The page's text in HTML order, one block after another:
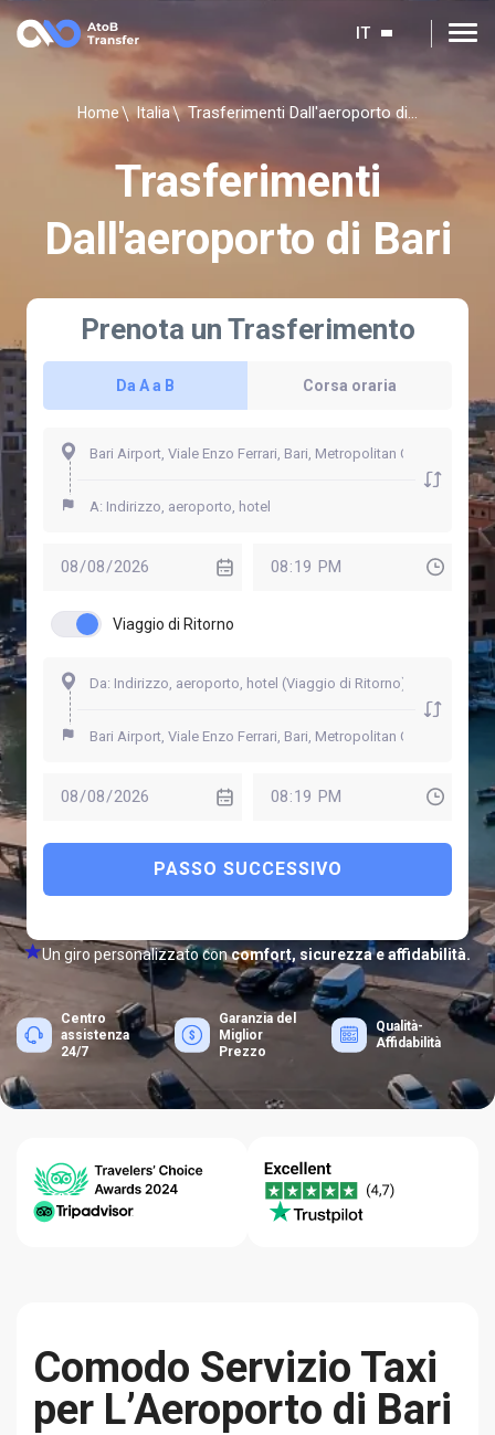
IT
Home Italia Trasferimenti Dall'aeroporto di Bari
Trasferimenti
Dall'aeroporto di Bari
Prenota un Trasferimento
Da A a B Corsa oraria
Viaggio di Ritorno
PASSO SUCCESSIVO
Un giro personalizzato concomfort, sicurezza e affidabilità.
Centro
assistenza
24/7
Garanzia del
Miglior
Prezzo
Qualità-
Affidabilità
Comodo Servizio Taxi
per L’Aeroporto di Bari